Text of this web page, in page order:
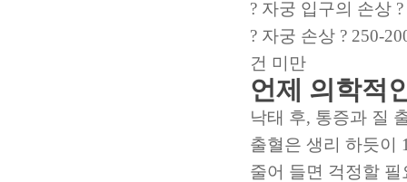
? 자궁 입구의 손상
? 자궁 손상 ? 250-
건 미만
언제 의학적
낙태 후, 통증과 질
출혈은 생리 하듯이
줄어 들면 걱정할